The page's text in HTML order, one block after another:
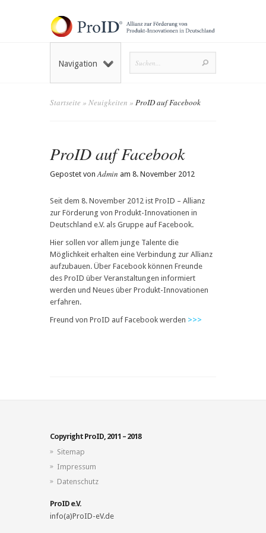
Navigation
Startseite » Neuigkeiten » ProID auf Facebook
ProID auf Facebook
Gepostet vonAdmin am 8. November 2012
Seit dem 8. November 2012 ist ProID – Allianz
zur Förderung von Produkt-Innovationen in
Deutschland e.V. als Gruppe auf Facebook.
Hier sollen vor allem junge Talente die
Möglichkeit erhalten eine Verbindung zur Allianz
aufzubauen. Über Facebook können Freunde
des ProID über Veranstaltungen informiert
werden und Neues über Produkt-Innovationen
erfahren.
Freund von ProID auf Facebook werden >>>
Copyright ProID, 2011 – 2018
Sitemap
Impressum
Datenschutz
ProID e.V.
info(a)ProID-eV.de